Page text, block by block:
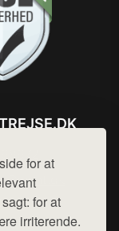
for at
for at
irriterende.
og privatlivspolitik